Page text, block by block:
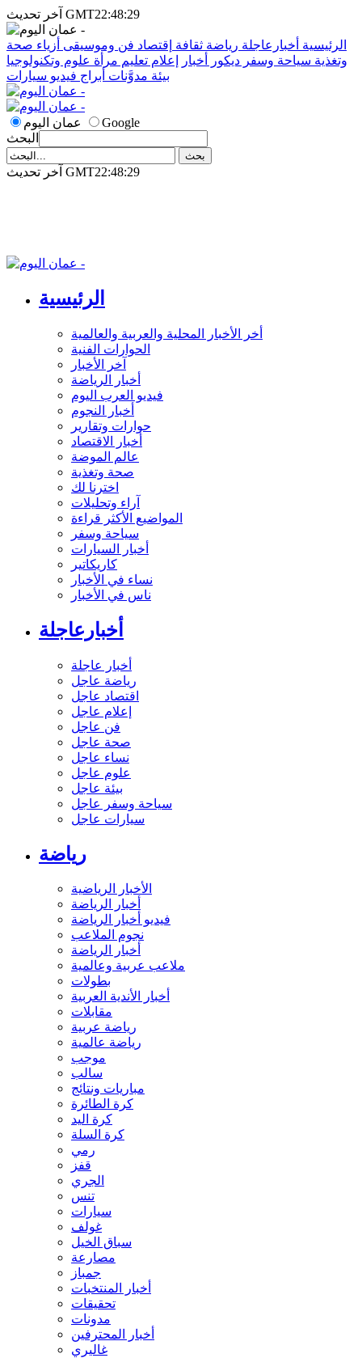
آخر تحديث GMT22:48:29
الرئيسية أخبارعاجلة رياضة ثقافة إقتصاد فن وموسيقى أزياء صحة
وتغذية سياحة وسفر ديكور أخبار إعلام تعليم مرأة علوم وتكنولوجيا
بيئة مدوَّنات أبراج فيديو سيارات
عمان اليوم
Google
البحث
آخر تحديث GMT22:48:29
الرئيسية
أخر الأخبار المحلية والعربية والعالمية
الحوارات الفنية
آخر الأخبار
أخبار الرياضة
فيديو العرب اليوم
أخبار النجوم
حوارات وتقارير
أخبار الاقتصاد
عالم الموضة
صحة وتغذية
اخترنا لك
آراء وتحليلات
المواضيع الأكثر قراءة
سياحة وسفر
أخبار السيارات
كاريكاتير
نساء في الأخبار
ناس في الأخبار
أخبارعاجلة
أخبار عاجلة
رياضة عاجل
اقتصاد عاجل
إعلام عاجل
فن عاجل
صحة عاجل
نساء عاجل
علوم عاجل
بيئة عاجل
سياحة وسفر عاجل
سيارات عاجل
رياضة
الأخبار الرياضية
أخبار الرياضة
فيديو أخبار الرياضة
نجوم الملاعب
أخبار الرياضة
ملاعب عربية وعالمية
بطولات
أخبار الأندية العربية
مقابلات
رياضة عربية
رياضة عالمية
موجب
سالب
مباريات ونتائج
كرة الطائرة
كرة اليد
كرة السلة
رمي
قفز
الجري
تنس
سيارات
غولف
سباق الخيل
مصارعة
جمباز
أخبار المنتخبات
تحقيقات
مدونات
أخبار المحترفين
غاليري